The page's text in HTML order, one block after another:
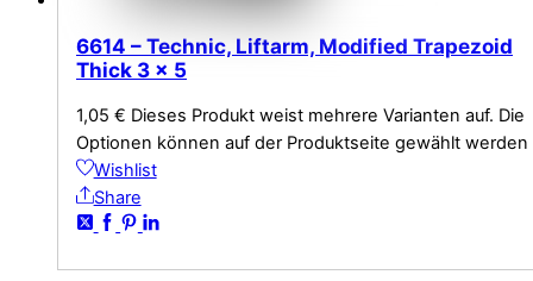
6614 – Technic, Liftarm, Modified Trapezoid
Thick 3 x 5
1,05 € Dieses Produkt weist mehrere Varianten auf. Die
Optionen können auf der Produktseite gewählt werden
Wishlist
Share